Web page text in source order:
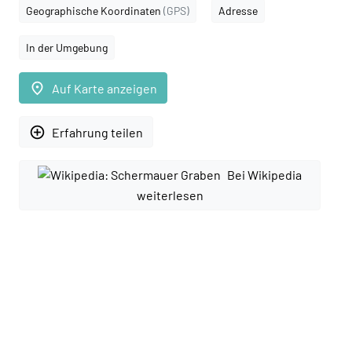
Geographische Koordinaten (GPS) Adresse
In der Umgebung
place Auf Karte anzeigen
add_circle_outline Erfahrung teilen
Bei Wikipedia
weiterlesen